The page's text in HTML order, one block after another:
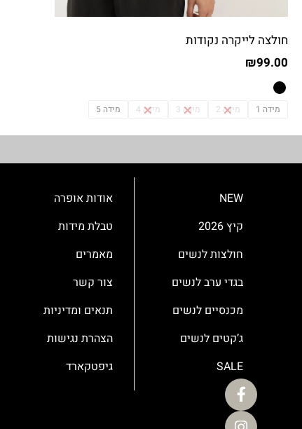
חולצה לייקרה נקודות
₪99.00
מידה 1 מידה 2 מידה 3 מידה 4 מידה 5
NEW
קיץ 2026
חולצות לנשים
בגדי ערב לנשים
מכנסיים לנשים
ג’קטים לנשים
SALE
אודות אופרה
טבלת מידות
מאמרים
צור קשר
תנאים ומדיניות
הצהרת נגישות
גיפטקארד